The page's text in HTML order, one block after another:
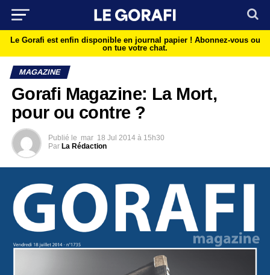
Le Gorafi est enfin disponible en journal papier ! Abonnez-vous ou
on tue votre chat.
MAGAZINE
Gorafi Magazine: La Mort,
pour ou contre ?
Publié le mar 18 Jul 2014 à 15h30
Par La Rédaction